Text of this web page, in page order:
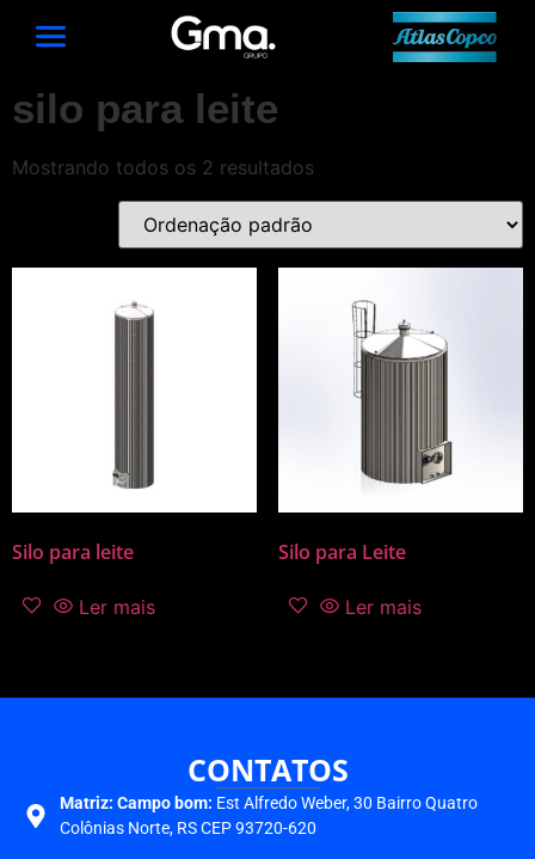
silo para leite
Mostrando todos os 2 resultados
Silo para leite
Ler mais
Silo para Leite
Ler mais
CONTATOS
Matriz: Campo bom: Est Alfredo Weber, 30 Bairro Quatro
Colônias Norte, RS CEP 93720-620